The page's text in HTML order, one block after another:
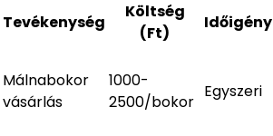
Tevékenység
Költség
(Ft)
Időigény
Málnabokor
vásárlás
1000-
2500/bokor
Egyszeri